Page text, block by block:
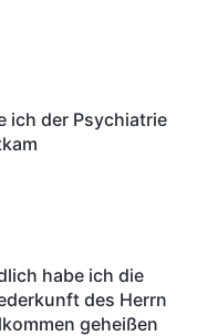
ich der Psychiatrie
habe ich die
des Herrn
geheißen